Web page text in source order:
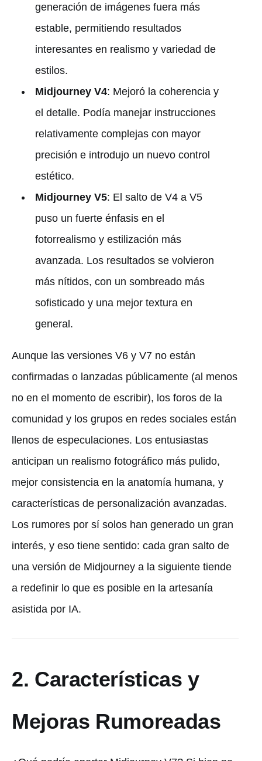
generación de imágenes fuera más
estable, permitiendo resultados
interesantes en realismo y variedad de
estilos.
Midjourney V4: Mejoró la coherencia y
el detalle. Podía manejar instrucciones
relativamente complejas con mayor
precisión e introdujo un nuevo control
estético.
Midjourney V5: El salto de V4 a V5
puso un fuerte énfasis en el
fotorrealismo y estilización más
avanzada. Los resultados se volvieron
más nítidos, con un sombreado más
sofisticado y una mejor textura en
general.
Aunque las versiones V6 y V7 no están
confirmadas o lanzadas públicamente (al menos
no en el momento de escribir), los foros de la
comunidad y los grupos en redes sociales están
llenos de especulaciones. Los entusiastas
anticipan un realismo fotográfico más pulido,
mejor consistencia en la anatomía humana, y
características de personalización avanzadas.
Los rumores por sí solos han generado un gran
interés, y eso tiene sentido: cada gran salto de
una versión de Midjourney a la siguiente tiende
a redefinir lo que es posible en la artesanía
asistida por IA.
2. Características y
Mejoras Rumoreadas